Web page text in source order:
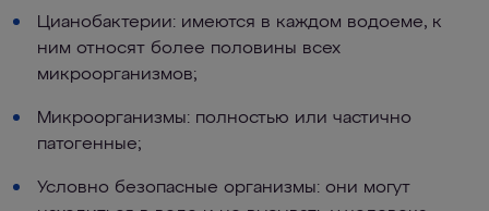
Цианобактерии: имеются в каждом водоеме, к
ним относят более половины всех
микроорганизмов;
Микроорганизмы: полностью или частично
патогенные;
Условно безопасные организмы: они могут